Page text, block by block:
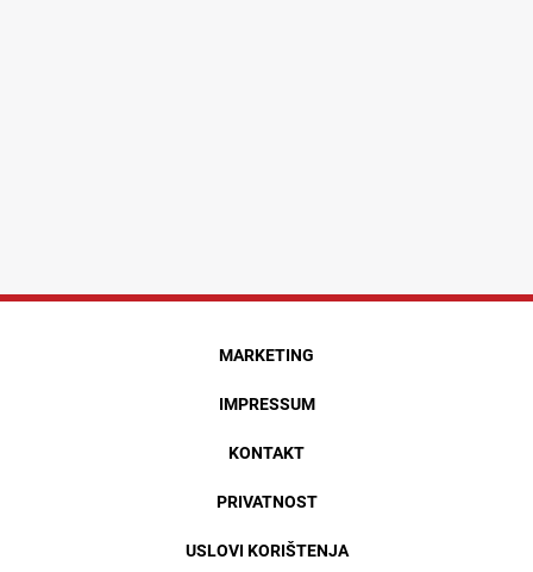
MARKETING
IMPRESSUM
KONTAKT
PRIVATNOST
USLOVI KORIŠTENJA